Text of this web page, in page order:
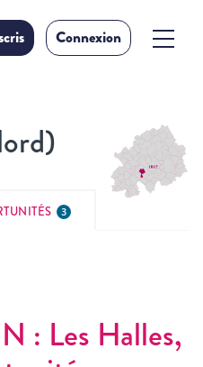
Connexion
3
: Les Halles,